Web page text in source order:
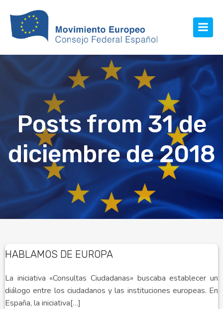
Posts from 31 de
diciembre de 2018
HABLAMOS DE EUROPA
La iniciativa «Consultas Ciudadanas» buscaba establecer un
diálogo entre los ciudadanos y las instituciones europeas. En
España, la iniciativa[…]